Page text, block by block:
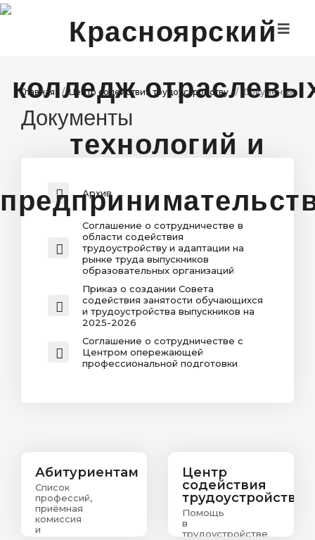
ДИСТАНЦИОННОЕ ОБУЧЕНИЕ
ДЕЯТЕЛЬНОСТЬ
СТУДЕНТАМ
Главная Центр содействия трудоустройству Документы
Документы
Архив
Соглашение о сотрудничестве в
области содействия
трудоустройству и адаптации на
рынке труда выпускников
образовательных организаций
Приказ о создании Совета
содействия занятости обучающихся
и трудоустройства выпускников на
2025-2026
Соглашение о сотрудничестве с
Центром опережающей
профессиональной подготовки
Абитуриентам
Список
профессий,
приёмная
комиссия
и
Центр
содействия
трудоустройству
Помощь
в
трудоустройстве